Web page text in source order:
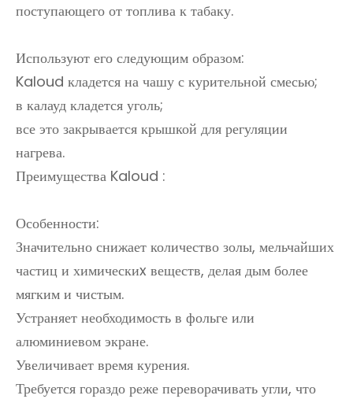
поступающего от топлива к табаку.
Используют его следующим образом:
Kaloud кладется на чашу с курительной смесью;
в калауд кладется уголь;
все это закрывается крышкой для регуляции
нагрева.
Преимущества Kaloud :
Особенности:
Значительно снижает количество золы, мельчайших
частиц и химическиx веществ, делая дым более
мягким и чистым.
Устраняет необходимость в фольге или
алюминиевом экране.
Увеличивает время курения.
Требуется гораздо реже переворачивать угли, что